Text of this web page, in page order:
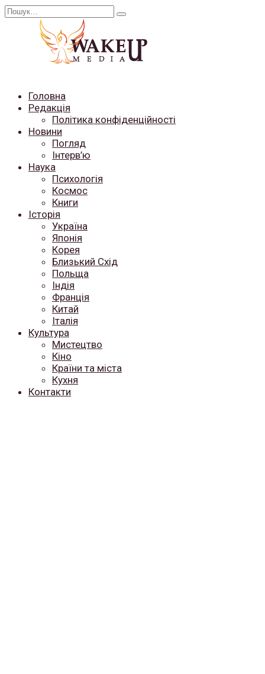
Перейти
Search
Головна
Редакція
Політика конфіденційності
Новини
Погляд
Інтерв’ю
Наука
Психологія
Космос
Книги
Історія
Україна
Японія
Корея
Близький Схід
Польща
Індія
Франція
Китай
Італія
Культура
Мистецтво
Кіно
Країни та міста
Кухня
Контакти